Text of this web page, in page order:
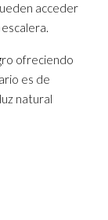
acceder
ofreciendo
es de
natural